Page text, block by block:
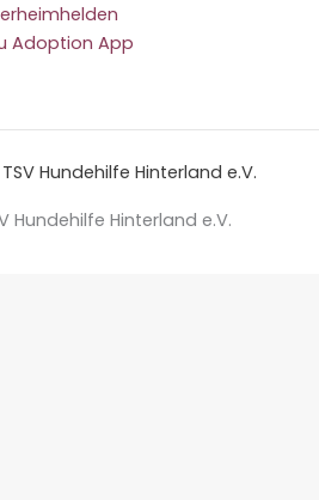
Adoption App
Hundehilfe Hinterland e.V.
Hundehilfe Hinterland e.V.